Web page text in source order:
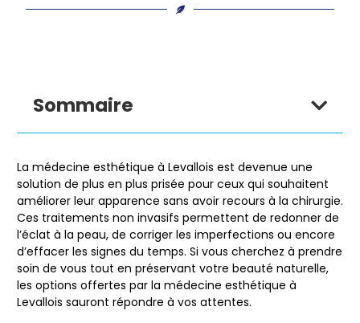
Sommaire
La médecine esthétique à Levallois est devenue une
solution de plus en plus prisée pour ceux qui souhaitent
améliorer leur apparence sans avoir recours à la chirurgie.
Ces traitements non invasifs permettent de redonner de
l’éclat à la peau, de corriger les imperfections ou encore
d’effacer les signes du temps. Si vous cherchez à prendre
soin de vous tout en préservant votre beauté naturelle,
les options offertes par la médecine esthétique à
Levallois sauront répondre à vos attentes.